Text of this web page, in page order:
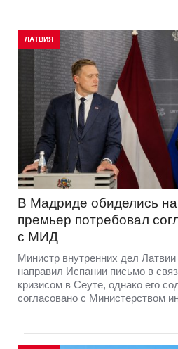
ЛАТВИЯ
В Мадриде обиделись
премьер потребовал
с МИД
Министр внутренних дел
направил Испании письмо в
кризисом в Сеуте, однако его
согласовано с Министерством